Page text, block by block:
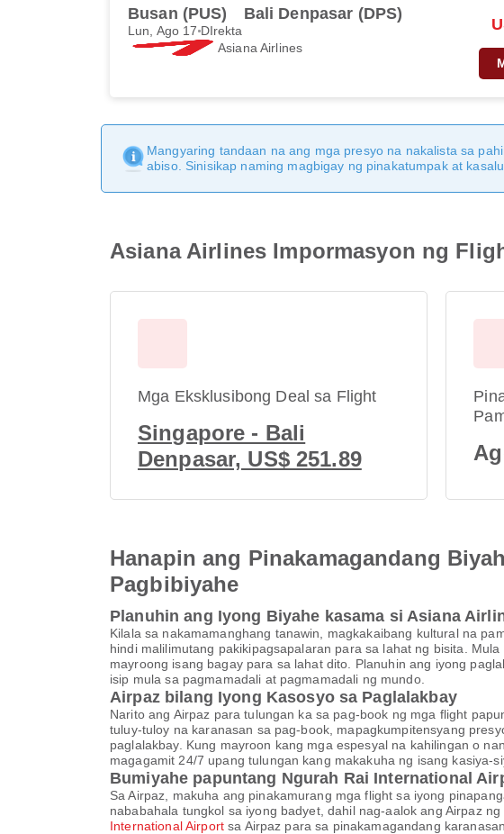
Busan (PUS) Bali Denpasar (DPS)
Lun, Ago 17 DIrekta
Asiana Airlines
Mangyaring tandaan na ang mga presyo na nakalista sa
abiso. Sinisikap naming magbigay ng pinakatumpak at
Asiana Airlines Impormasyon ng
Mga Eksklusibong Deal sa Flight
Singapore - Bali
Denpasar, US$ 251.89
Hanapin ang Pinakamagandang
Pagbibiyahe
Planuhin ang Iyong Biyahe kasama si Asiana
Kilala sa nakamamanghang tanawin, magkakaibang kultural na
hindi malilimutang pakikipagsapalaran para sa lahat ng bisita.
mayroong isang bagay para sa lahat dito. Planuhin ang iyong
isip mula sa pagmamadali at pagmamadali ng mundo.
Airpaz bilang Iyong Kasosyo sa Paglalakbay
Narito ang Airpaz para tulungan ka sa pag-book ng mga flight
tuluy-tuloy na karanasan sa pag-book, mapagkumpitensyang
paglalakbay. Kung mayroon kang mga espesyal na kahilingan o
magagamit 24/7 upang tulungan kang makakuha ng isang kasiya-
Bumiyahe papuntang Ngurah Rai International
Sa Airpaz, makuha ang pinakamurang mga flight sa iyong
nababahala tungkol sa iyong badyet, dahil nag-aalok ang Airpaz
International Airportsa Airpaz para sa pinakamagandang